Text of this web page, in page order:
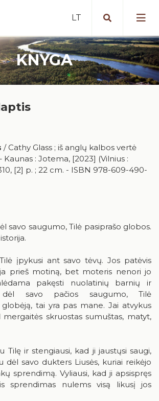
iBiblioteka.lt
leidiniai (2025 m. )
Lietuvos periodinės
straipsnių bazė
bazės
ir apdovanojimams
knygų katalogas
paslaugos
abonementas
ir konsultacijos
projektai
renginiai
minėtinos sukaktys
medijose
užsiėmimai
rekomendacijos
įrašai, filmai
RUGPJŪTIS 2026
An Tr Ke Pe Še Se
KNYGA
/ Cathy Glass ; iš anglų kalbos vertė
Kaunas : Jotema, [2023] (Vilnius :
[2] p. ; 22 cm. - ISBN 978-609-490-
savo saugumo, Tilė pasiprašo globos.
įpykusi ant savo tėvų. Jos patėvis
prieš motiną, bet moteris nenori jo
pakęsti nuolatinių barnių ir
dėl savo pačios saugumo, Tilė
tai yra pas mane. Jai atvykus
skruostas sumuštas, matyt,
Tilę ir stengiausi, kad ji jaustųsi saugi,
dėl savo dukters Liusės, kuriai reikėjo
sprendimą. Vyliausi, kad ji apsispręs
sprendimas nulems visą likusį jos